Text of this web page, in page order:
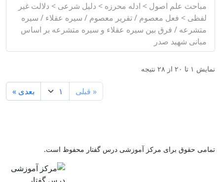
مباحث علم اصول > ادله محرزه > دلیل شرعی > دلالت غیر
لفظی > فعل معصوم / تقریر معصوم / سیره عقلاء / سیره
متشرعه / فرق بین سیره عقلاء و سیره متشرعه بر اساس
مبانی شهید صدر
نمایش ۱ تا ۲۰ از ۲۸ نتیجه
« قبلی بعدی »
تمامی حقوق برای مرکز آموزشی درس گفتار محفوظ است.